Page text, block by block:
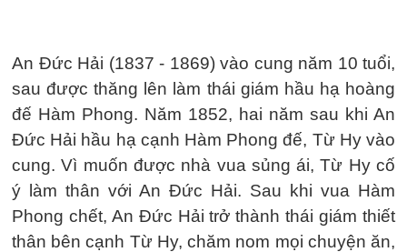
An Đức Hải (1837 - 1869) vào cung năm 10 tuổi,
sau được thăng lên làm thái giám hầu hạ hoàng
đế Hàm Phong. Năm 1852, hai năm sau khi An
Đức Hải hầu hạ cạnh Hàm Phong đế, Từ Hy vào
cung. Vì muốn được nhà vua sủng ái, Từ Hy cố
ý làm thân với An Đức Hải. Sau khi vua Hàm
Phong chết, An Đức Hải trở thành thái giám thiết
thân bên cạnh Từ Hy, chăm nom mọi chuyện ăn,